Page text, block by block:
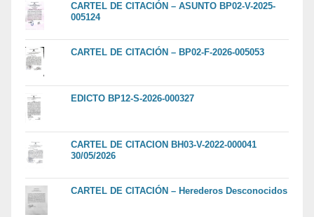
CARTEL DE CITACIÓN – ASUNTO BP02-V-2025-
005124
CARTEL DE CITACIÓN – BP02-F-2026-005053
EDICTO BP12-S-2026-000327
CARTEL DE CITACION BH03-V-2022-000041
30/05/2026
CARTEL DE CITACIÓN – Herederos Desconocidos